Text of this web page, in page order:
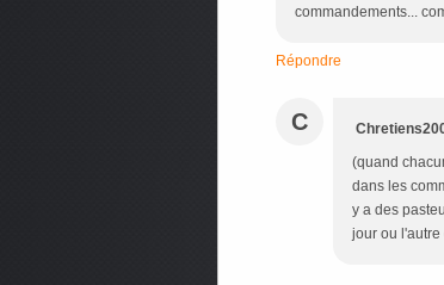
commandements...
Répondre
C
(quand
dans les
y a des
jour ou